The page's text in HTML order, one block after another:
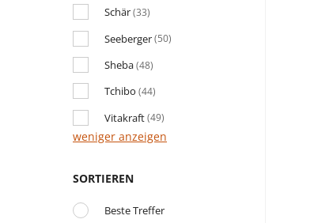
Schär(33)
Seeberger(50)
Sheba(48)
Tchibo (44)
Vitakraft(49)
weniger anzeigen
SORTIEREN
Beste Treffer